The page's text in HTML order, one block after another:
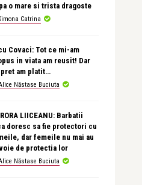
o mare si trista dragoste
Catrina
Covaci: Tot ce mi-am
in viata am reusit! Dar
am platit…
Năstase Buciuta
LIICEANU: Barbatii
doresc sa fie protectori cu
dar femeile nu mai au
de protectia lor
Năstase Buciuta